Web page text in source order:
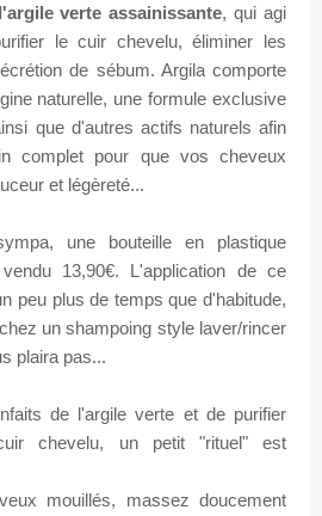
verte assainissante, qui agi
le cuir chevelu, éliminer les
de sébum. Argila comporte
naturelle, une formule exclusive
que d'autres actifs naturels afin
complet pour que vos cheveux
et légèreté...
une bouteille en plastique
13,90€. L'application de ce
peu plus de temps que d'habitude,
un shampoing style laver/rincer
plaira pas...
de l'argile verte et de purifier
chevelu, un petit "rituel" est
mouillés, massez doucement